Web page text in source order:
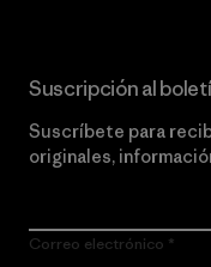
Suscripción al
Suscríbete para
originales,
Correo electrónico